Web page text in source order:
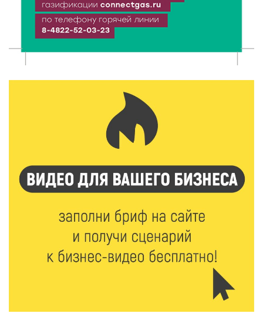
«Зарядка со стражем порядка»: как в Нелидово
приобщают детей к здоровому образу жизни
5 Авг 2026 16:02 327
Вышнего Волочка провели зарядку для школьников
490
Виталий Королев дал старт новым туристическим
5 Авг 2026 15:32 380
В Калининском округе отметят День
физкультурника масштабной Спартакиадой
5 Авг 2026 15:25 268
Около 2300 учащихся школ и колледжей прошли